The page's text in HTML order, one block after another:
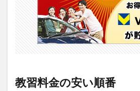
1．大
教習料金の安い順番